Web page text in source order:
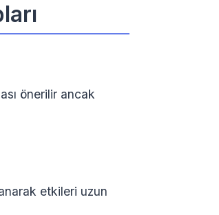
önerilir ancak
etkileri uzun